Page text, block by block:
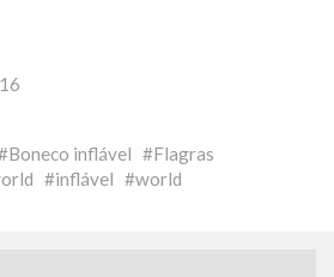
Boneco inflável
Flagras
inflável world